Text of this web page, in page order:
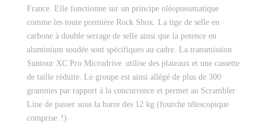
France. Elle fonctionne sur un principe oléopneumatique
comme les toute première Rock Shox. La tige de selle en
carbone à double serrage de selle ainsi que la potence en
aluminium soudée sont spécifiques au cadre. La transmission
Suntour XC Pro Microdrive utilise des plateaux et une cassette
de taille réduite. Le groupe est ainsi allégé de plus de 300
grammes par rapport à la concurrence et permet au Scrambler
Line de passer sous la barre des 12 kg (fourche télescopique
comprise !)